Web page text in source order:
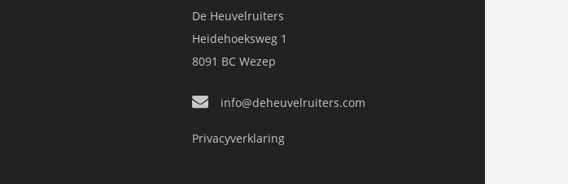
De Heuvelruiters
Heidehoeksweg 1
8091 BC Wezep
info@deheuvelruiters.com
Privacyverklaring